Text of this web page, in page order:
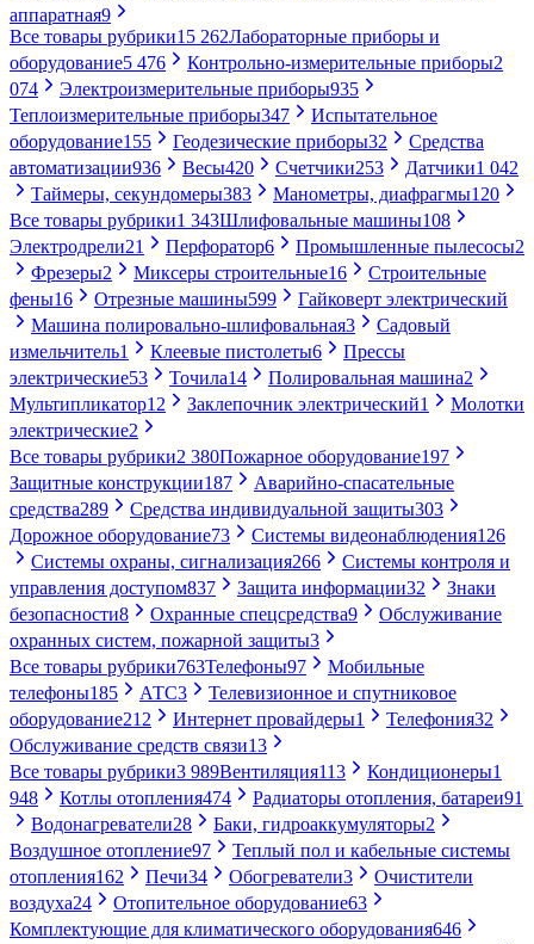
аппаратная9
Все товары рубрики15 262Лабораторные приборы и
оборудование5 476 Контрольно-измерительные приборы2
074
Электроизмерительные приборы935
Теплоизмерительные приборы347
Испытательное
оборудование155 Геодезические приборы32
Средства
автоматизации936 Весы420 Счетчики253 Датчики1 042
Таймеры, секундомеры383 Манометры, диафрагмы120
Все товары рубрики1 343Шлифовальные машины108
Электродрели21 Перфоратор6 Промышленные пылесосы2
Фрезеры2 Миксеры строительные16
Строительные
фены16 Отрезные машины599
Гайковерт электрический
Машина полировально-шлифовальная3
Садовый
измельчитель1 Клеевые пистолеты6
Прессы
электрические53 Точила14 Полировальная машина2
Мультипликатор12 Заклепочник электрический1
Молотки
электрические2
Все товары рубрики2 380Пожарное оборудование197
Защитные конструкции187
Аварийно-спасательные
средства289 Средства индивидуальной защиты303
Дорожное оборудование73 Системы видеонаблюдения126
Системы охраны, сигнализация266
Системы контроля и
управления доступом837 Защита информации32
Знаки
безопасности8 Охранные спецсредства9
Обслуживание
охранных систем, пожарной защиты3
Все товары рубрики763Телефоны97
Мобильные
телефоны185 АТС3
Телевизионное и спутниковое
оборудование212 Интернет провайдеры1 Телефония32
Обслуживание средств связи13
Все товары рубрики3 989Вентиляция113 Кондиционеры1
948
Котлы отопления474 Радиаторы отопления, батареи91
Водонагреватели28 Баки, гидроаккумуляторы2
Воздушное отопление97
Теплый пол и кабельные системы
отопления162 Печи34 Обогреватели3
Очистители
воздуха24 Отопительное оборудование63
Комплектующие для климатического оборудования646